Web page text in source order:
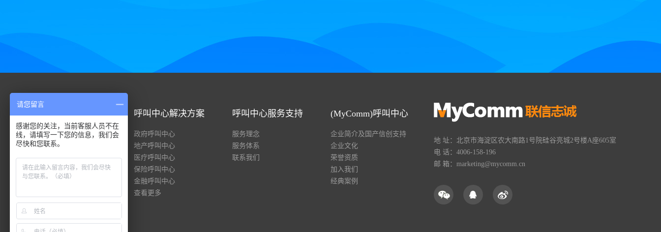
呼叫中心系统
全渠道呼叫中心
云呼叫中心
客服管理系统
共享服务中心
智能客服
呼叫中心解决方案
政府呼叫中心
地产呼叫中心
医疗呼叫中心
保险呼叫中心
金融呼叫中心
查看更多
呼叫中心服务支持
服务理念
服务体系
联系我们
(MyComm)呼叫中心
企业简介及国产信创支持
企业文化
荣誉资质
加入我们
经典案例
地 址：北京市海淀区农大南路1号院硅谷亮城2号楼A座605室
电 话：4006-158-196
邮 箱：marketing@mycomm.cn
请您留言
感谢您的关注，当前客服人员不在
线，请填写一下您的信息，我们会
尽快和您联系。